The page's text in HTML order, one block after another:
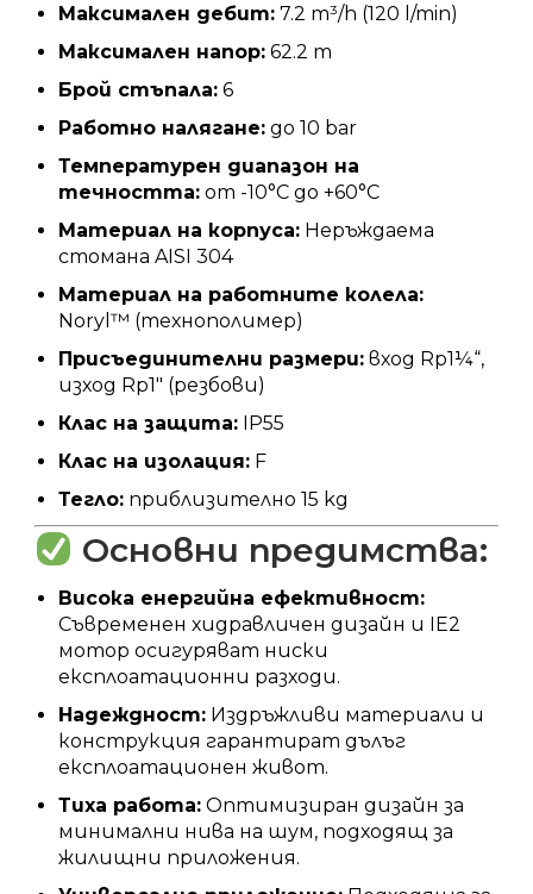
Максимален дебит: 7.2 m³/h (120 l/min)
Максимален напор: 62.2 m
Брой стъпала: 6
Работно налягане: до 10 bar
Температурен диапазон на
течността: от -10°C до +60°C
Материал на корпуса: Неръждаема
стомана AISI 304
Материал на работните колела:
Noryl™ (технополимер)
Присъединителни размери: вход Rp1¼“,
изход Rp1″ (резбови)
Клас на защита: IP55
Клас на изолация: F
Тегло: приблизително 15 kg
Основни предимства:
Висока енергийна ефективност:
Съвременен хидравличен дизайн и IE2
мотор осигуряват ниски
експлоатационни разходи.
Надеждност: Издръжливи материали и
конструкция гарантират дълъг
експлоатационен живот.
Тиха работа: Оптимизиран дизайн за
минимални нива на шум, подходящ за
жилищни приложения.